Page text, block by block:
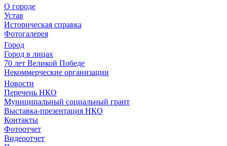
О городе
Устав
Историческая справка
Фотогалерея
Город
Город в лицах
70 лет Великой Победе
Некоммерческие организации
Новости
Перечень НКО
Муниципальный социальный грант
Выставка-презентация НКО
Контакты
Фотоотчет
Видеоотчет